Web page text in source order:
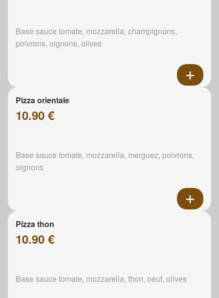
Base sauce tomate, mozzarella, champignons,
poivrons, oignons, olives
Pizza orientale
10.90 €
Base sauce tomate, mozzarella, merguez, poivrons,
oignons
Pizza thon
10.90 €
Base sauce tomate, mozzarella, thon, oeuf, olives